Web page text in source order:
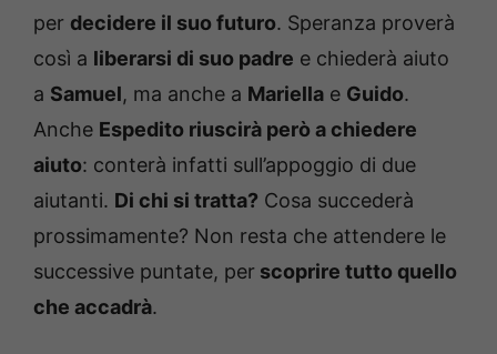
per decidere il suo futuro. Speranza proverà
così a liberarsi di suo padre e chiederà aiuto
a Samuel, ma anche a Mariella e Guido.
Anche Espedito riuscirà però a chiedere
aiuto: conterà infatti sull’appoggio di due
aiutanti. Di chi si tratta? Cosa succederà
prossimamente? Non resta che attendere le
successive puntate, per scoprire tutto quello
che accadrà.